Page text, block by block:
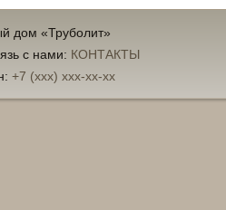
дом «Труболит»
с нами: КОНТАКТЫ
+7 (xxx) xxx-xx-xx